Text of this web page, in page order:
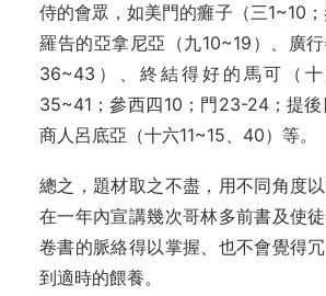
侍的會眾，如美門的癱子（三1~10
羅告的亞拿尼亞（九10~19）、廣
36~43）、終結得好的馬可（
35~41；參西四10；門23-24；提後
商人呂底亞（十六11~15、40）等。
總之，題材取之不盡，用不同角度
在一年內宣講幾次哥林多前書及使
卷書的脈絡得以掌握、也不會覺得
到適時的餵養。